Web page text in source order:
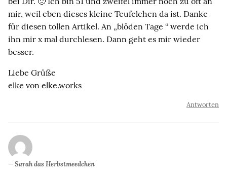
mir, weil eben dieses kleine Teufelchen da ist. Danke
für diesen tollen Artikel. An „blöden Tage “ werde ich
ihn mir x mal durchlesen. Dann geht es mir wieder
besser.
Liebe Grüße
elke von elke.works
Antworten
Sarah das Herbstmeedchen